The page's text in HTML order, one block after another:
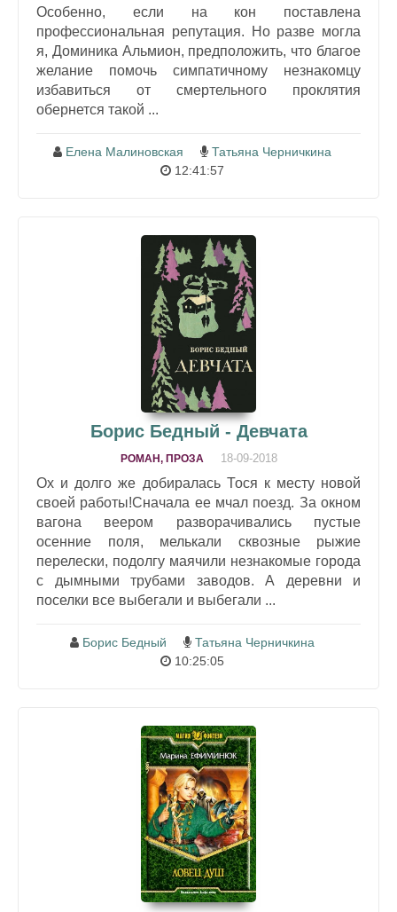
Особенно, если на кон поставлена
профессиональная репутация. Но разве могла
я, Доминика Альмион, предположить, что благое
желание помочь симпатичному незнакомцу
избавиться от смертельного проклятия
обернется такой ...
Елена Малиновская
Татьяна Черничкина
12:41:57
Борис Бедный - Девчата
РОМАН, ПРОЗА 18-09-2018
Ох и долго же добиралась Тося к месту новой
своей работы!Сначала ее мчал поезд. За окном
вагона веером разворачивались пустые
осенние поля, мелькали сквозные рыжие
перелески, подолгу маячили незнакомые города
с дымными трубами заводов. А деревни и
поселки все выбегали и выбегали ...
Борис Бедный
Татьяна Черничкина
10:25:05